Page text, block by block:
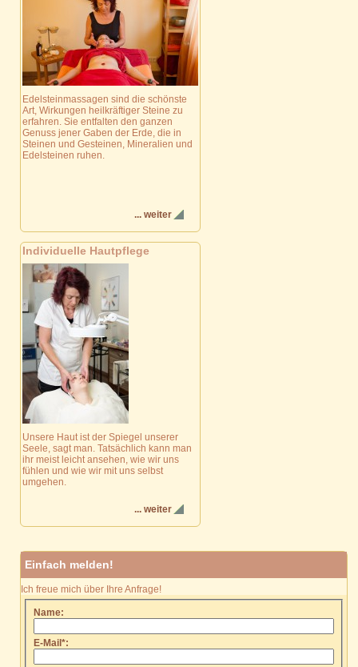
Edelsteinmassagen sind die schönste
Art, Wirkungen heilkräftiger Steine zu
erfahren. Sie entfalten den ganzen
Genuss jener Gaben der Erde, die in
Steinen und Gesteinen, Mineralien und
Edelsteinen ruhen.
... weiter
Individuelle Hautpflege
Unsere Haut ist der Spiegel unserer
Seele, sagt man. Tatsächlich kann man
ihr meist leicht ansehen, wie wir uns
fühlen und wie wir mit uns selbst
umgehen.
... weiter
Einfach melden!
Ich freue mich über Ihre Anfrage!
Name:
E-Mail*: